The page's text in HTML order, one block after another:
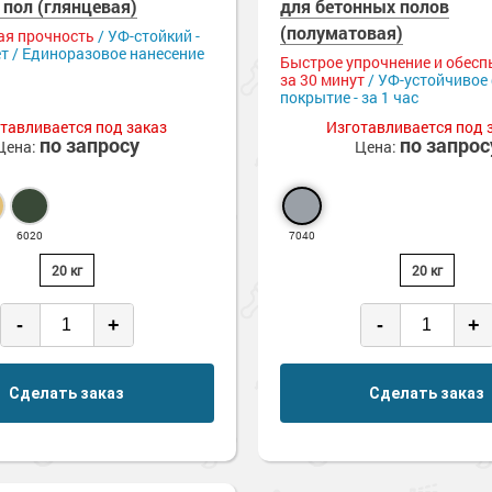
для бетона,
ремонта
товары
для бетона
металла
ржавчины
для металла
разбавители
товары
товары
для стен
товары
товары
товары
полы
полов
(глянцевая)
прочность / УФ-стойкий -
/ Единоразовое нанесение
под заказ
по запросу
6020
20 кг
- +
Сделать заказ
для бетонных полов
(полуматовая)
Быстрое упрочнение и
за 30 минут/ УФ-
покрытие - за 1 час
Изготавливается под
Цена: по
7040
20 кг
- +
Сделать заказ
полы
наливные
металлу
слой